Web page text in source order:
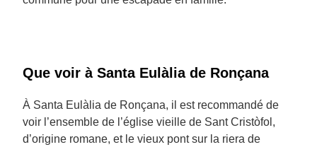
Que voir à Santa Eulàlia de Ronçana
À Santa Eulàlia de Ronçana, il est recommandé de
voir l’ensemble de l’église vieille de Sant Cristòfol,
d’origine romane, et le vieux pont sur la riera de